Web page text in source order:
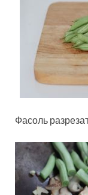
Фасоль